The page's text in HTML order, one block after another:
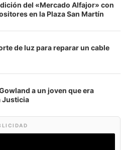
del «Mercado Alfajor» con
en la Plaza San Martín
de luz para reparar un cable
a un joven que era
Justicia